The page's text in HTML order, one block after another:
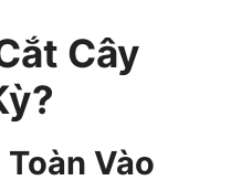
Cây
Vào